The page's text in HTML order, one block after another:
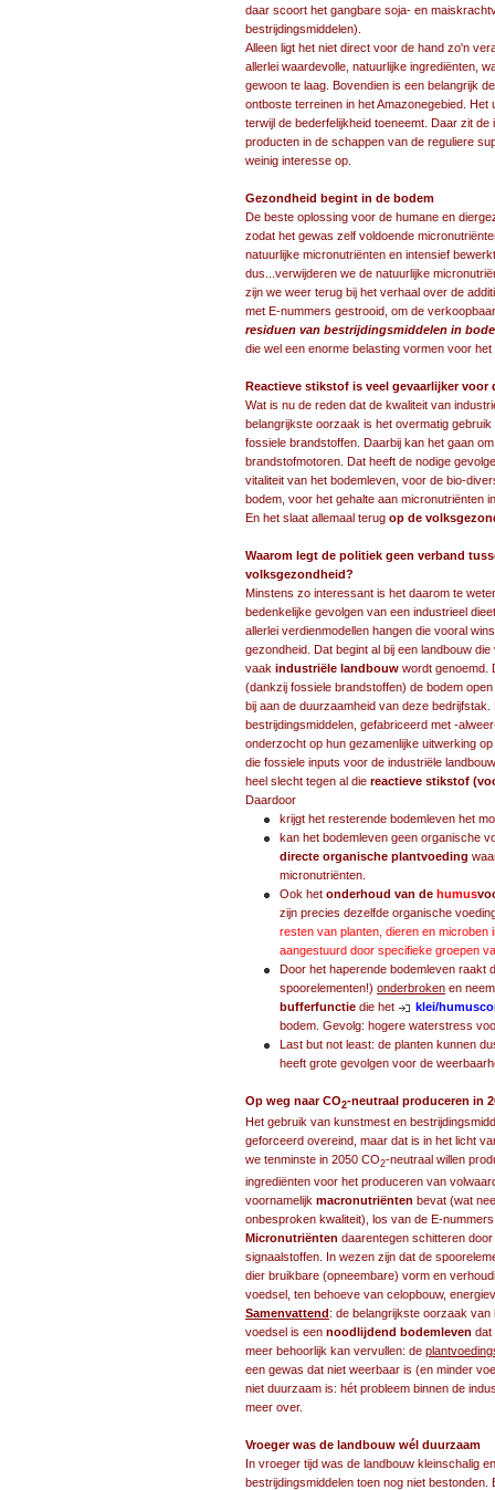
daar scoort het gangbare soja- en
bestrijdingsmiddelen).
Alleen ligt het niet direct voor de hand zo'n
allerlei waardevolle, natuurlijke ingrediënten,
gewoon te laag. Bovendien is een belangrijk
ontboste terreinen in het Amazonegebied.
terwijl de bederfelijkheid toeneemt. Daar zit
producten in de schappen van de reguliere
weinig interesse op.
Gezondheid begint in de bodem
De beste oplossing voor de humane en
zodat het gewas zelf voldoende
natuurlijke micronutriënten en intensief
dus...verwijderen we de natuurlijke
zijn we weer terug bij het verhaal over de
met E-nummers gestrooid, om de
residuen van bestrijdingsmiddelen in
die wel een enorme belasting vormen voor
Reactieve stikstof is veel gevaarlijker
Wat is nu de reden dat de kwaliteit van
belangrijkste oorzaak is het overmatig
fossiele brandstoffen. Daarbij kan het gaan
brandstofmotoren. Dat heeft de nodige
vitaliteit van het bodemleven, voor de bio-
bodem, voor het gehalte aan micronutriënten
En het slaat allemaal terug op de
Waarom legt de politiek geen verband
volksgezondheid?
Minstens zo interessant is het daarom te
bedenkelijke gevolgen van een industrieel
allerlei verdienmodellen hangen die vooral
gezondheid. Dat begint al bij een landbouw
vaak industriële landbouw wordt genoemd.
(dankzij fossiele brandstoffen) de bodem
bij aan de duurzaamheid van deze
bestrijdingsmiddelen, gefabriceerd met -
onderzocht op hun gezamenlijke uitwerking
die fossiele inputs voor de industriële
heel slecht tegen al die reactieve stikstof
Daardoor
krijgt het resterende bodemleven het
kan het bodemleven geen organische
directe organische plantvoeding
micronutriënten.
Ook het onderhoud van de humus
zijn precies dezelfde organische
resten van planten, dieren en microben
aangestuurd door specifieke groepen
Door het haperende bodemleven raakt
spoorelementen!) onderbroken en
bufferfunctie die het
klei/
bodem. Gevolg: hogere waterstress
Last but not least: de planten kunnen
heeft grote gevolgen voor de
Op weg naar CO2-neutraal produceren in
Het gebruik van kunstmest en
geforceerd overeind, maar dat is in het licht
we tenminste in 2050 CO2-neutraal willen
ingrediënten voor het produceren van
voornamelijk macronutriënten bevat (wat
onbesproken kwaliteit), los van de E-
Micronutriënten daarentegen schitteren
signaalstoffen. In wezen zijn dat de
dier bruikbare (opneembare) vorm en
voedsel, ten behoeve van celopbouw,
Samenvattend: de belangrijkste oorzaak
voedsel is een noodlijdend bodemleven dat
meer behoorlijk kan vervullen: de
een gewas dat niet weerbaar is (en minder
niet duurzaam is: hét probleem binnen de
meer over.
Vroeger was de landbouw wél duurzaam
In vroeger tijd was de landbouw kleinschalig
bestrijdingsmiddelen toen nog niet